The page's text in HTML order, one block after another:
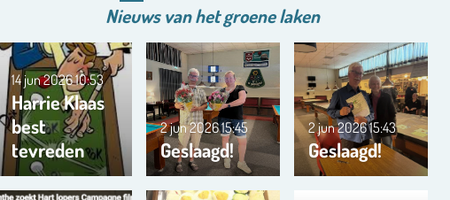
Nieuws van hetgroenelaken
Harrie Klaas
best
tevreden
14 jun 202610:53
Geslaagd!
2 jun 202615:45
Geslaagd!
2 jun 202615:43